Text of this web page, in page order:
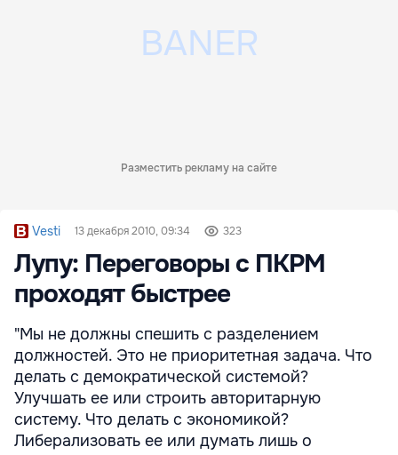
Разместить рекламу на сайте
Vesti 13 декабря 2010, 09:34 323
Лупу: Переговоры с ПКРМ
проходят быстрее
"Мы не должны спешить с разделением
должностей. Это не приоритетная задача. Что
делать с демократической системой?
Улучшать ее или строить авторитарную
систему. Что делать с экономикой?
Либерализовать ее или думать лишь о